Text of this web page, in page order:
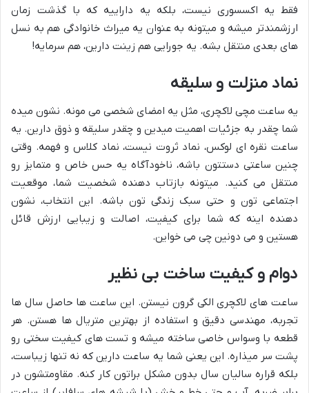
فقط یه اکسسوری نیست، بلکه یه داراییه که با گذشت زمان
ارزشمندتر میشه و میتونه به عنوان یه میراث خانوادگی هم به نسل
های بعدی منتقل بشه. یه جورایی هم زینت دارین، هم سرمایه!
نماد منزلت و سلیقه
یه ساعت مچی لاکچری، مثل یه امضای شخصی می مونه. نشون میده
شما چقدر به جزئیات اهمیت میدین و چقدر سلیقه و ذوق دارین. یه
ساعت نقره ای لوکس، نماد ثروت نیست، نماد کلاس و فهمه. وقتی
چنین ساعتی دستتون باشه، ناخودآگاه یه حس خاص و متمایز رو
منتقل می کنید. میتونه بازتاب دهنده شخصیت شما، موقعیت
اجتماعی تون و حتی سبک زندگی تون باشه. این انتخاب، نشون
دهنده اینه که شما برای کیفیت، اصالت و زیبایی ارزش قائل
هستین و می دونین چی می خواین.
دوام و کیفیت ساخت بی نظیر
ساعت های لاکچری الکی گرون نیستن. این ساعت ها حاصل سال ها
تجربه، مهندسی دقیق و استفاده از بهترین متریال ها هستن. هر
قطعه با وسواس خاصی ساخته میشه و تست های کیفیت سختی رو
پشت سر میذاره. این یعنی شما یه ساعت دارین که نه تنها زیباست،
بلکه قراره سالیان سال بدون مشکل براتون کار کنه. مقاومتشون در